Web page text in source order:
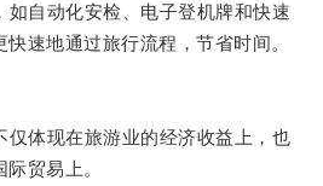
自动化安检、电子登机牌和快速
速地通过旅行流程，节省时间。
体现在旅游业的经济收益上，也
贸易上。